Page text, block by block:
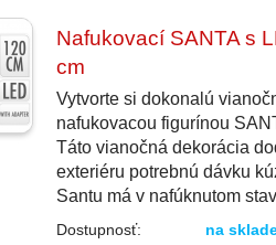
Nafukovací SANTA s
cm
Vytvorte si dokonalú
nafukovacou figurínou
Táto vianočná dekorácia
exteriéru potrebnú dávku
Santu má v nafúknutom
Dostupnosť:
na